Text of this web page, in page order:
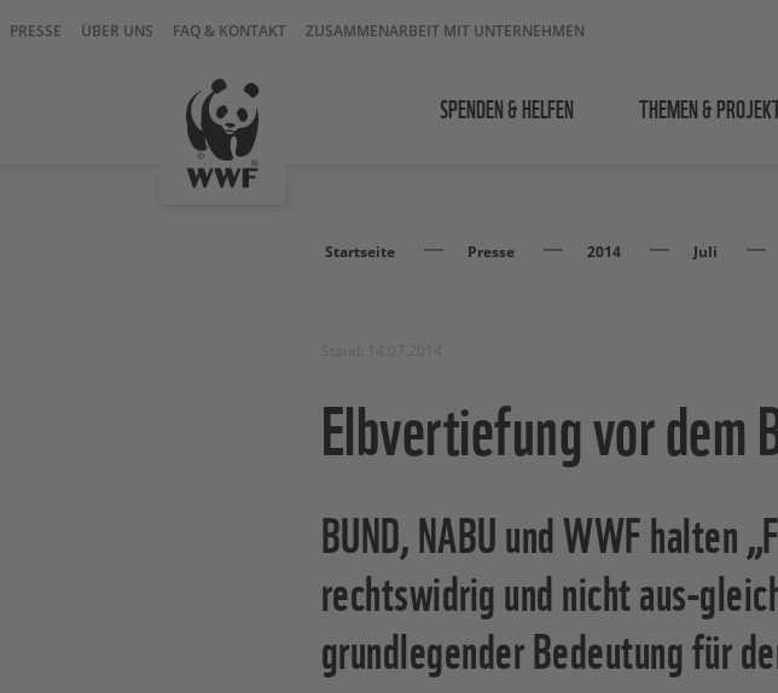
PRESSE ÜBER UNS FAQ & KONTAKT ZUSAMMENARBEIT MIT UNTERNEHMEN
SPENDEN & HELFEN THEMEN &
Startseite Presse 2014 Juli
Elbvertiefung vor dem
BUND, NABU und WWF halten
rechtswidrig und nicht aus-
grundlegender Bedeutung für